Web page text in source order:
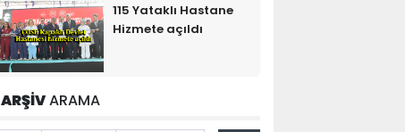
115 Yataklı Hastane
Hizmete açıldı
ARŞİVARAMA